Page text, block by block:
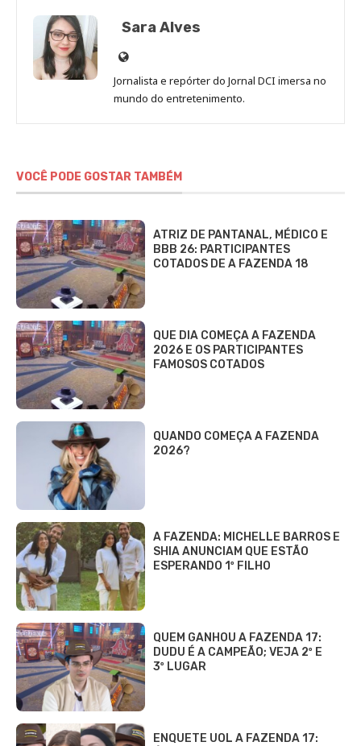
Sara Alves
Site
de
Sara
Jornalista e repórter do Jornal DCI imersa no
mundo do entretenimento.
VOCÊ PODE GOSTAR TAMBÉM
ATRIZ DE PANTANAL, MÉDICO E
BBB 26: PARTICIPANTES
COTADOS DE A FAZENDA 18
QUE DIA COMEÇA A FAZENDA
2026 E OS PARTICIPANTES
FAMOSOS COTADOS
QUANDO COMEÇA A FAZENDA
2026?
A FAZENDA: MICHELLE BARROS E
SHIA ANUNCIAM QUE ESTÃO
ESPERANDO 1º FILHO
QUEM GANHOU A FAZENDA 17:
DUDU É A CAMPEÃO; VEJA 2º E
3º LUGAR
ENQUETE UOL A FAZENDA 17: